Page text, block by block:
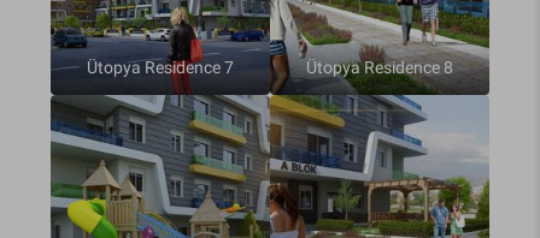
Ütopya Residence 7 Ütopya Residence 8